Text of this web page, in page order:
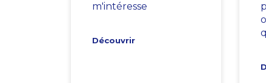
m'intéresse
Découvrir